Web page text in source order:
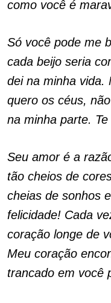
como você é
Só você pode me
cada beijo seria
dei na minha vida.
quero os céus,
na minha parte.
Seu amor é a
tão cheios de
cheias de sonhos
felicidade! Cada
coração longe de
Meu coração
trancado em você